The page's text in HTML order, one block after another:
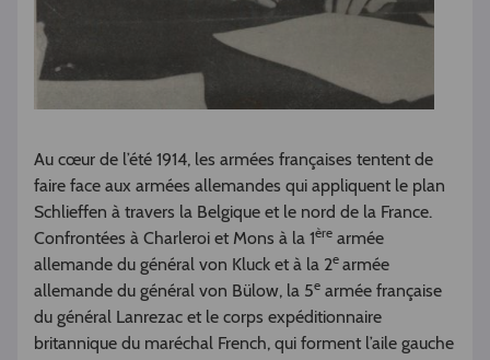
Au cœur de l’été 1914, les armées françaises tentent de
faire face aux armées allemandes qui appliquent le plan
Schlieffen à travers la Belgique et le nord de la France.
Confrontées à Charleroi et Mons à la 1ère armée
allemande du général von Kluck et à la 2e armée
allemande du général von Bülow, la 5e armée française
du général Lanrezac et le corps expéditionnaire
britannique du maréchal French, qui forment l’aile gauche